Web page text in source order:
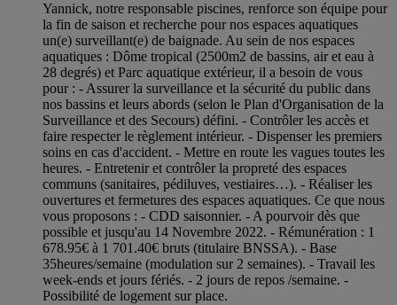
Yannick, notre responsable piscines, renforce son équipe pour
la fin de saison et recherche pour nos espaces aquatiques
un(e) surveillant(e) de baignade. Au sein de nos espaces
aquatiques : Dôme tropical (2500m2 de bassins, air et eau à
28 degrés) et Parc aquatique extérieur, il a besoin de vous
pour : - Assurer la surveillance et la sécurité du public dans
nos bassins et leurs abords (selon le Plan d'Organisation de la
Surveillance et des Secours) défini. - Contrôler les accès et
faire respecter le règlement intérieur. - Dispenser les premiers
soins en cas d'accident. - Mettre en route les vagues toutes les
heures. - Entretenir et contrôler la propreté des espaces
communs (sanitaires, pédiluves, vestiaires…). - Réaliser les
ouvertures et fermetures des espaces aquatiques. Ce que nous
vous proposons : - CDD saisonnier. - A pourvoir dès que
possible et jusqu'au 14 Novembre 2022. - Rémunération : 1
678.95€ à 1 701.40€ bruts (titulaire BNSSA). - Base
35heures/semaine (modulation sur 2 semaines). - Travail les
week-ends et jours fériés. - 2 jours de repos /semaine. -
Possibilité de logement sur place.